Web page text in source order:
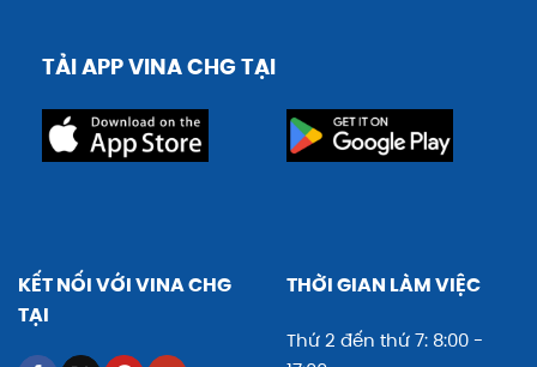
TẢI APP VINA CHG TẠI
KẾT NỐI VỚI VINA CHG
TẠI
THỜI GIAN LÀM VIỆC
Thứ 2 đến thứ 7: 8:00 -